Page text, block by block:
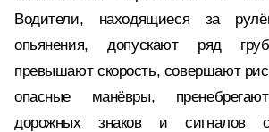
Водители, находящиеся за
опьянения, допускают ряд
превышают скорость, совершают
опасные манёвры,
дорожных знаков и сигналов